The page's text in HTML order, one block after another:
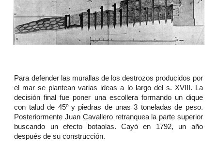
Para defender las murallas de los destrozos producidos por
el mar se plantean varias ideas a lo largo del s. XVIII. La
decisión final fue poner una escollera formando un dique
con talud de 45º y piedras de unas 3 toneladas de peso.
Posteriormente Juan Cavallero retranquea la parte superior
buscando un efecto botaolas. Cayó en 1792, un año
después de su construcción.